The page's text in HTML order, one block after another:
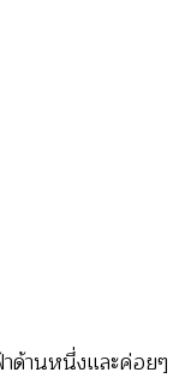
ด้านหนึ่งและค่อยๆ